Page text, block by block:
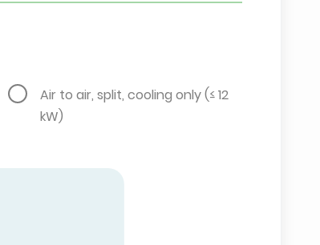
Air to air, split, cooling only (≤ 12
kW)